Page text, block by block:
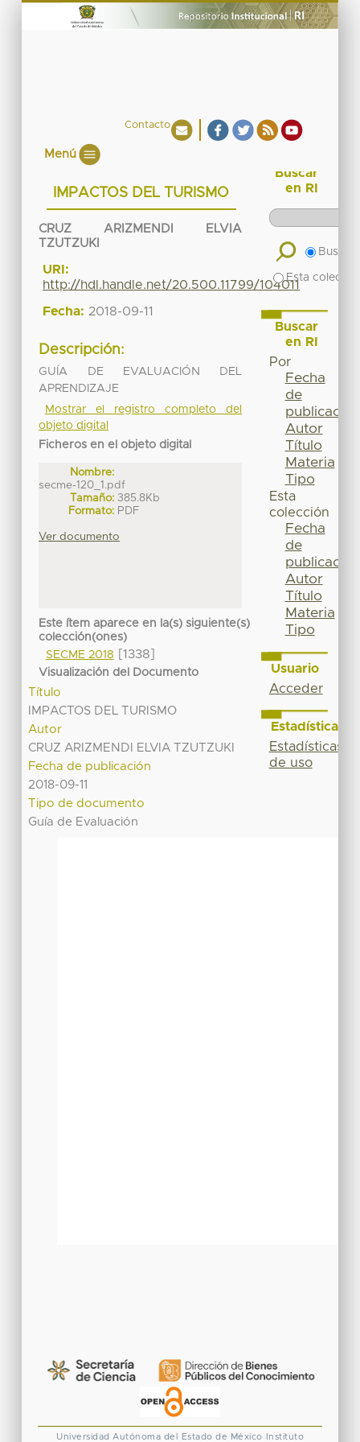
Contacto
Menú
IMPACTOS DEL TURISMO
CRUZ ARIZMENDI ELVIA
TZUTZUKI
URI:
http://hdl.handle.net/20.500.11799/104011
Fecha: 2018-09-11
Descripción:
GUÍA DE EVALUACIÓN DEL
APRENDIZAJE
Mostrar el registro completo del
objeto digital
Ficheros en el objeto digital
Nombre:
secme-120_1.pdf
Tamaño: 385.8Kb
Formato: PDF
Ver documento
Este ítem aparece en la(s) siguiente(s)
colección(ones)
SECME 2018
[1338]
Visualización del Documento
Título
IMPACTOS DEL TURISMO
Autor
CRUZ ARIZMENDI ELVIA TZUTZUKI
Fecha de publicación
2018-09-11
Tipo de documento
Guía de Evaluación
Buscar
en RI
Buscar
Esta
Buscar
en RI
Por
Fecha
de
publicación
Autor
Título
Materia
Tipo
Esta
colección
Fecha
de
publicación
Autor
Título
Materia
Tipo
Usuario
Acceder
Estadísticas
Estadísticas
de uso
Universidad Autónoma del Estado de México Instituto